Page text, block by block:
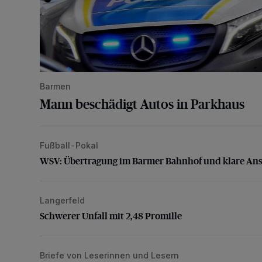
Barmen
Mann beschädigt Autos in Parkhaus
WSV: Übertragung im Barmer Bahnhof und klare
Fußball-Pokal
WSV: Übertragung im Barmer Bahnhof und klare
Schwerer Unfall mit 2,48 Promille
Langerfeld
Schwerer Unfall mit 2,48 Promille
„Stoßdämpfertest mit Unterbodenbehandlung“
Briefe von Leserinnen und Lesern